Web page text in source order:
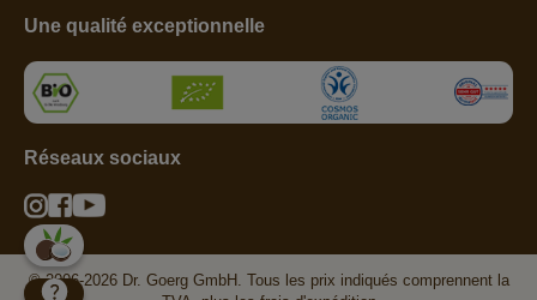
Une qualité exceptionnelle
Réseaux sociaux
© 2006-2026 Dr. Goerg GmbH. Tous les prix indiqués comprennent la